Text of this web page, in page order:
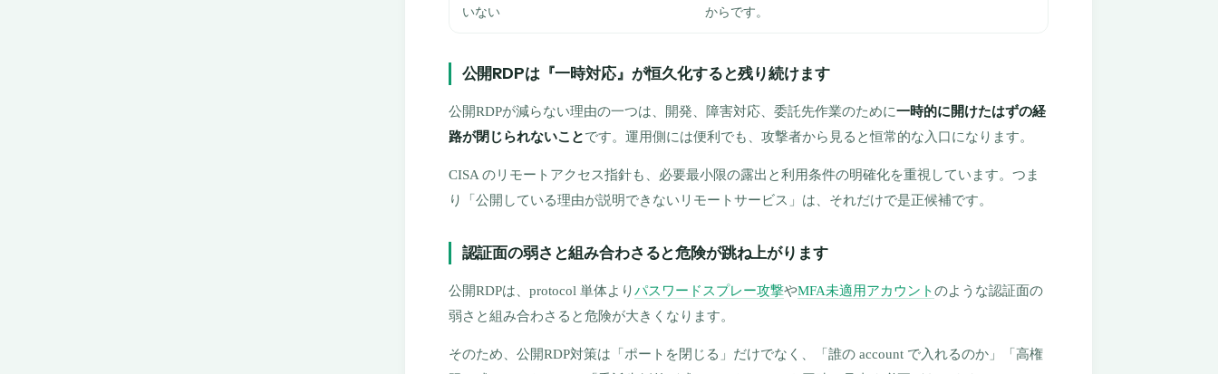
いない
からです。
公開RDPは『一時対応』が恒久化すると残り続けます
公開RDPが減らない理由の一つは、開発、障害対応、委託先作業のために一時的に開けたはずの経
路が閉じられないことです。運用側には便利でも、攻撃者から見ると恒常的な入口になります。
CISA のリモートアクセス指針も、必要最小限の露出と利用条件の明確化を重視しています。つま
り「公開している理由が説明できないリモートサービス」は、それだけで是正候補です。
認証面の弱さと組み合わさると危険が跳ね上がります
公開RDPは、protocol 単体よりパスワードスプレー攻撃やMFA未適用アカウントのような認証面の
弱さと組み合わさると危険が大きくなります。
そのため、公開RDP対策は「ポートを閉じる」だけでなく、「誰の account で入れるのか」「高権